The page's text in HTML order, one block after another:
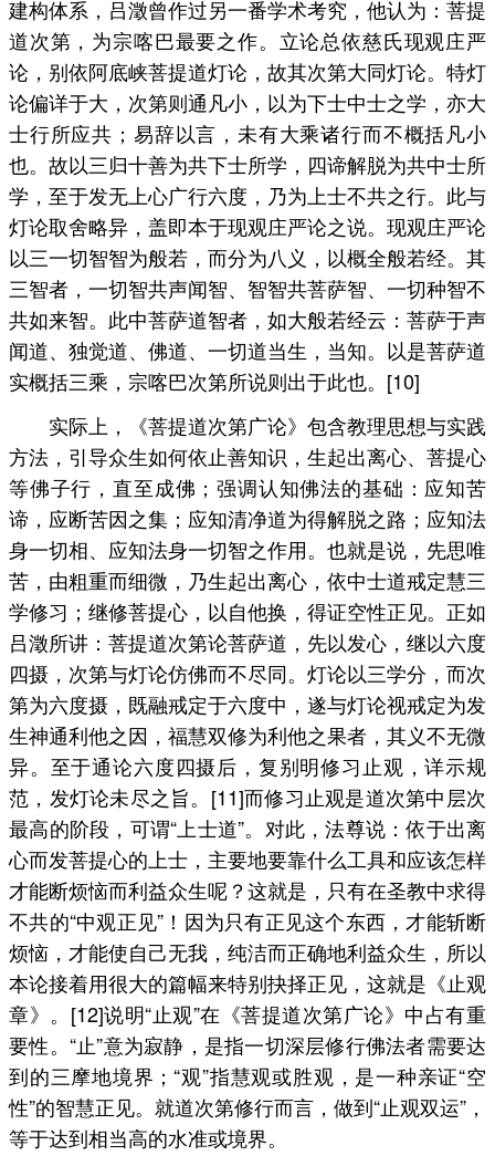
建构体系，吕澂曾作过另一番学术考究，他认为：菩提
道次第，为宗喀巴最要之作。立论总依慈氏现观庄严
论，别依阿底峡菩提道灯论，故其次第大同灯论。特灯
论偏详于大，次第则通凡小，以为下士中士之学，亦大
士行所应共；易辞以言，未有大乘诸行而不概括凡小
也。故以三归十善为共下士所学，四谛解脱为共中士所
学，至于发无上心广行六度，乃为上士不共之行。此与
灯论取舍略异，盖即本于现观庄严论之说。现观庄严论
以三一切智智为般若，而分为八义，以概全般若经。其
三智者，一切智共声闻智、智智共菩萨智、一切种智不
共如来智。此中菩萨道智者，如大般若经云：菩萨于声
闻道、独觉道、佛道、一切道当生，当知。以是菩萨道
实概括三乘，宗喀巴次第所说则出于此也。[10]
实际上，《菩提道次第广论》包含教理思想与实践
方法，引导众生如何依止善知识，生起出离心、菩提心
等佛子行，直至成佛；强调认知佛法的基础：应知苦
谛，应断苦因之集；应知清净道为得解脱之路；应知法
身一切相、应知法身一切智之作用。也就是说，先思唯
苦，由粗重而细微，乃生起出离心，依中士道戒定慧三
学修习；继修菩提心，以自他换，得证空性正见。正如
吕澂所讲：菩提道次第论菩萨道，先以发心，继以六度
四摄，次第与灯论仿佛而不尽同。灯论以三学分，而次
第为六度摄，既融戒定于六度中，遂与灯论视戒定为发
生神通利他之因，福慧双修为利他之果者，其义不无微
异。至于通论六度四摄后，复别明修习止观，详示规
范，发灯论未尽之旨。[11]而修习止观是道次第中层次
最高的阶段，可谓“上士道”。对此，法尊说：依于出离
心而发菩提心的上士，主要地要靠什么工具和应该怎样
才能断烦恼而利益众生呢？这就是，只有在圣教中求得
不共的“中观正见”！因为只有正见这个东西，才能斩断
烦恼，才能使自己无我，纯洁而正确地利益众生，所以
本论接着用很大的篇幅来特别抉择正见，这就是《止观
章》。[12]说明“止观”在《菩提道次第广论》中占有重
要性。“止”意为寂静，是指一切深层修行佛法者需要达
到的三摩地境界；“观”指慧观或胜观，是一种亲证“空
性”的智慧正见。就道次第修行而言，做到“止观双运”，
等于达到相当高的水准或境界。